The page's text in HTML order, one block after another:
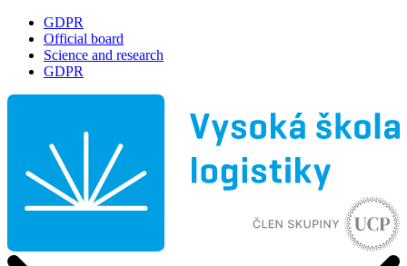
GDPR
Official board
Science and research
GDPR